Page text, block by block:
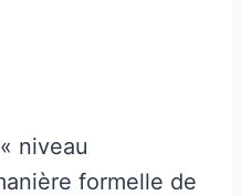
niveau
formelle de